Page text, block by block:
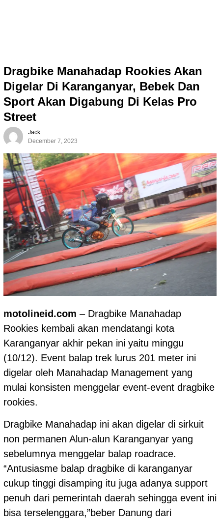
Dragbike Manahadap Rookies Akan
Digelar Di Karanganyar, Bebek Dan
Sport Akan Digabung Di Kelas Pro
Street
Jack
December 7, 2023
motolineid.com – Dragbike Manahadap
Rookies kembali akan mendatangi kota
Karanganyar akhir pekan ini yaitu minggu
(10/12). Event balap trek lurus 201 meter ini
digelar oleh Manahadap Management yang
mulai konsisten menggelar event-event dragbike
rookies.
Dragbike Manahadap ini akan digelar di sirkuit
non permanen Alun-alun Karanganyar yang
sebelumnya menggelar balap roadrace.
“Antusiasme balap dragbike di karanganyar
cukup tinggi disamping itu juga adanya support
penuh dari pemerintah daerah sehingga event ini
bisa terselenggara,”beber Danung dari